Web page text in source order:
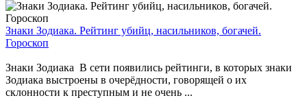
Знаки Зодиака. Рейтинг убийц, насильников, богачей.
Гороскоп
Знаки Зодиака В сети появились рейтинги, в которых знаки
Зодиака выстроены в очерёдности, говорящей о их
склонности к преступным и не очень ...